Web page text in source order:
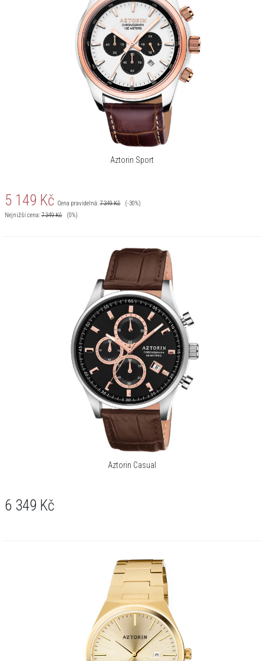
Aztorin Sport
5 149 Kč Cena pravidelná:7 349Kč
(-30%)
Nejnižší cena:7 349Kč (0%)
Aztorin Casual
6 349 Kč